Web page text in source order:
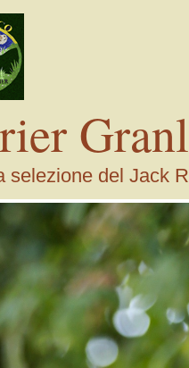
del Jack